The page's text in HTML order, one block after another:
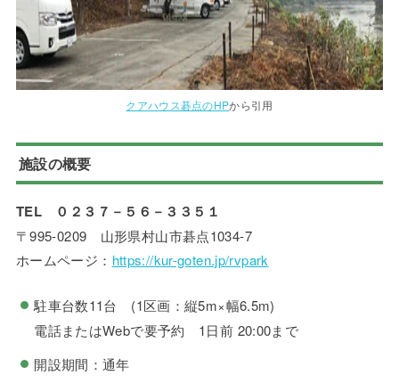
クアハウス碁点のHPから引用
施設の概要
TEL ０２３７－５６－３３５１
〒995-0209 山形県村山市碁点1034-7
ホームページ： https://kur-goten.jp/rvpark
駐車台数11台 (1区画：縦5m×幅6.5m)
電話またはWebで要予約 1日前 20:00まで
開設期間：通年